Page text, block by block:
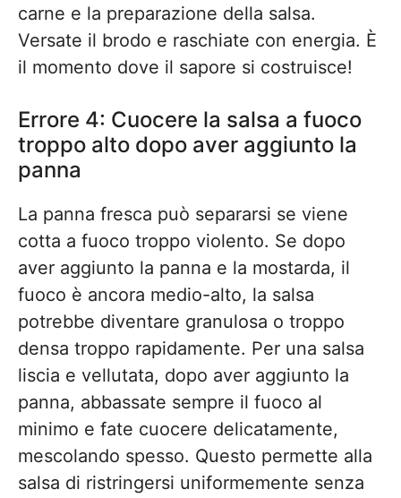
carne e la preparazione della salsa.
Versate il brodo e raschiate con energia. È
il momento dove il sapore si costruisce!
Errore 4: Cuocere la salsa a fuoco
troppo alto dopo aver aggiunto la
panna
La panna fresca può separarsi se viene
cotta a fuoco troppo violento. Se dopo
aver aggiunto la panna e la mostarda, il
fuoco è ancora medio-alto, la salsa
potrebbe diventare granulosa o troppo
densa troppo rapidamente. Per una salsa
liscia e vellutata, dopo aver aggiunto la
panna, abbassate sempre il fuoco al
minimo e fate cuocere delicatamente,
mescolando spesso. Questo permette alla
salsa di ristringersi uniformemente senza